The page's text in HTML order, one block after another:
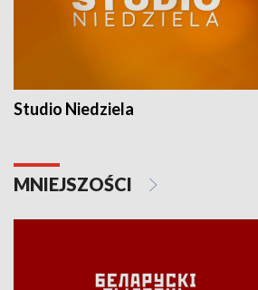
Studio Niedziela
MNIEJSZOŚCI